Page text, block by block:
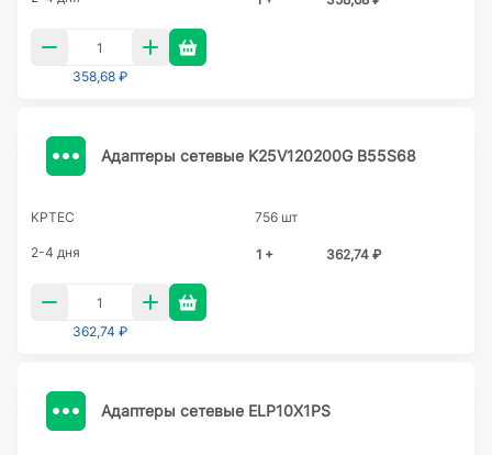
358,68 ₽
Адаптеры сетевые K25V120200G B55S68
KPTEC 756 шт
2-4 дня 1 + 362,74 ₽
362,74 ₽
Адаптеры сетевые ELP10X1PS